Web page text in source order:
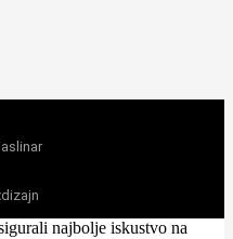
najbolje iskustvo na